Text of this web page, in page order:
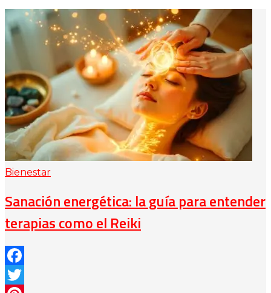
Bienestar
Sanación energética: la guía para entender
terapias como el Reiki
Facebook